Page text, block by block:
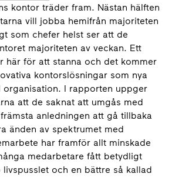
kontor träder fram. Nästan hälften
vill jobba hemifrån majoriteten
som chefer helst ser att de
majoriteten av veckan. Ett
här för att stanna och det kommer
kontorslösningar som nya
organisation. I rapporten uppger
att de saknat att umgås med
anledningen att gå tillbaka
änden av spektrumet med
har framför allt minskade
medarbetare fått betydligt
och en bättre så kallad